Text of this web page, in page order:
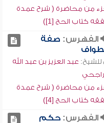
من محاضرة ( شرح عمدة
كتاب الحج [1])
الفهرس: صفة
للشيخ: عبد العزيز بن عبد الله
من محاضرة ( شرح عمدة
كتاب الحج [4])
الفهرس:حكم